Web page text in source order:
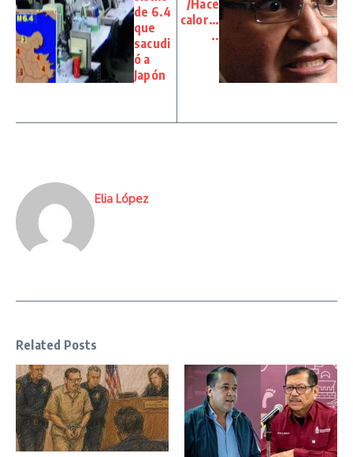
de 6.4
que
sacudi
ó a
Japón
/Hace
calor…
..
Elia López
Related Posts